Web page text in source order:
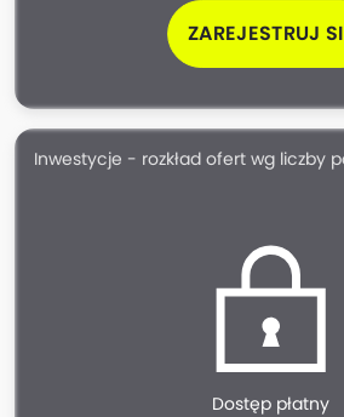
ZAREJESTRUJ
Inwestycje - rozkład ofert wg liczby
Dostęp płatny